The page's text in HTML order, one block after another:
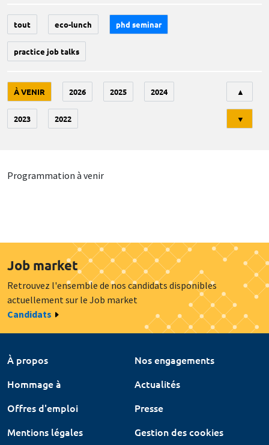
tout eco-lunch phd seminar
practice job talks
À VENIR 2026 2025 2024
2023 2022
▲
▼
Programmation à venir
Job market
Retrouvez l'ensemble de nos candidats disponibles
actuellement sur le Job market
Candidats
À propos
Nos engagements
Hommage à
Actualités
Offres d'emploi
Presse
Mentions légales
Gestion des cookies